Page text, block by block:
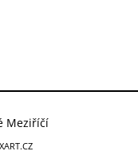
Meziříčí